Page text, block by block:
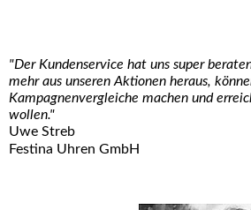
"Der Kundenservice hat uns super
mehr aus unseren Aktionen heraus,
Kampagnenvergleiche machen und
wollen."
Uwe Streb
Festina Uhren GmbH